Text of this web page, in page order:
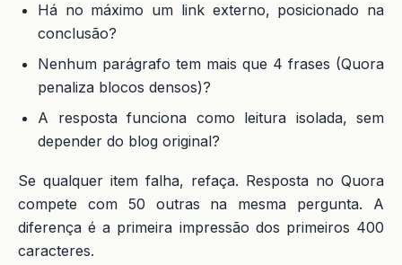
Há no máximo um link externo, posicionado na
conclusão?
Nenhum parágrafo tem mais que 4 frases (Quora
penaliza blocos densos)?
A resposta funciona como leitura isolada, sem
depender do blog original?
Se qualquer item falha, refaça. Resposta no Quora
compete com 50 outras na mesma pergunta. A
diferença é a primeira impressão dos primeiros 400
caracteres.